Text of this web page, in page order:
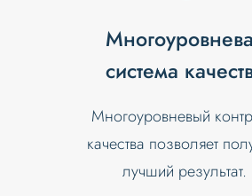
система
Многоуровневый
качества позволяет
лучший результат.